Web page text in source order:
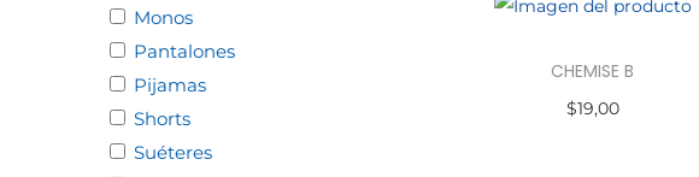
CHEMISE B
$19,00
Monos
Pantalones
Pijamas
Shorts
Suéteres